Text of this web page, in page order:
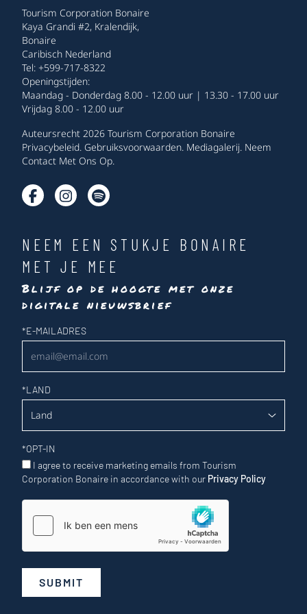
Tourism Corporation Bonaire
Kaya Grandi #2, Kralendijk,
Bonaire
Caribisch Nederland
Tel: +599-717-8322
Openingstijden:
Maandag - Donderdag 8.00 - 12.00 uur | 13.30 - 17.00 uur
Vrijdag 8.00 - 12.00 uur
Auteursrecht 2026 Tourism Corporation Bonaire
Privacybeleid. Gebruiksvoorwaarden. Mediagalerij. Neem
Contact Met Ons Op.
NEEM EEN STUKJE BONAIRE
MET JE MEE
Blijf op de hoogte met onze
digitale nieuwsbrief
Nieuwsbrief
*E-MAILADRES
*LAND
*OPT-IN
I agree to receive marketing emails from Tourism
Corporation Bonaire in accordance with our Privacy Policy
SUBMIT